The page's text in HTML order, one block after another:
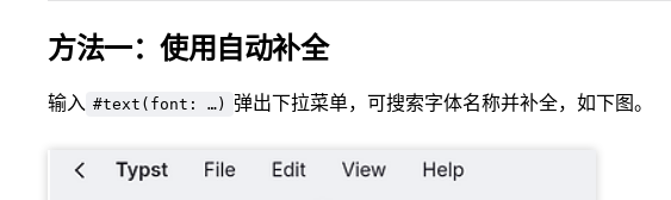
方法一：使用自动补全
输入 #text(font: …) 弹出下拉菜单，可搜索字体名称并补全，如下图。